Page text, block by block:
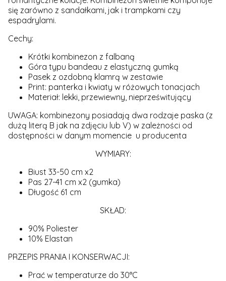
się zarówno z sandałkami, jak i trampkami czy
espadrylami.
Cechy:
Krótki kombinezon z falbaną
Góra typu bandeau z elastyczną gumką
Pasek z ozdobną klamrą w zestawie
Print: panterka i kwiaty w różowych tonacjach
Materiał: lekki, przewiewny, nieprześwitujący
UWAGA: kombinezony posiadają dwa rodzaje paska (z
dużą literą B jak na zdjęciu lub V) w zależności od
dostępności w danym momencie u producenta
WYMIARY:
Biust 33-50 cm x2
Pas 27-41 cm x2 (gumka)
Długość 61 cm
SKŁAD:
90% Poliester
10% Elastan
PRZEPIS PRANIA I KONSERWACJI:
Prać w temperaturze do 30°C